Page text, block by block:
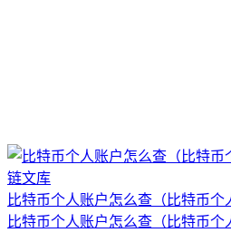
比特币个人账户怎么查（比特币个
比特币个人账户怎么查（比特币个